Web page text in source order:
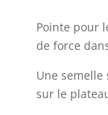
Pointe pour
de force
Une
sur le